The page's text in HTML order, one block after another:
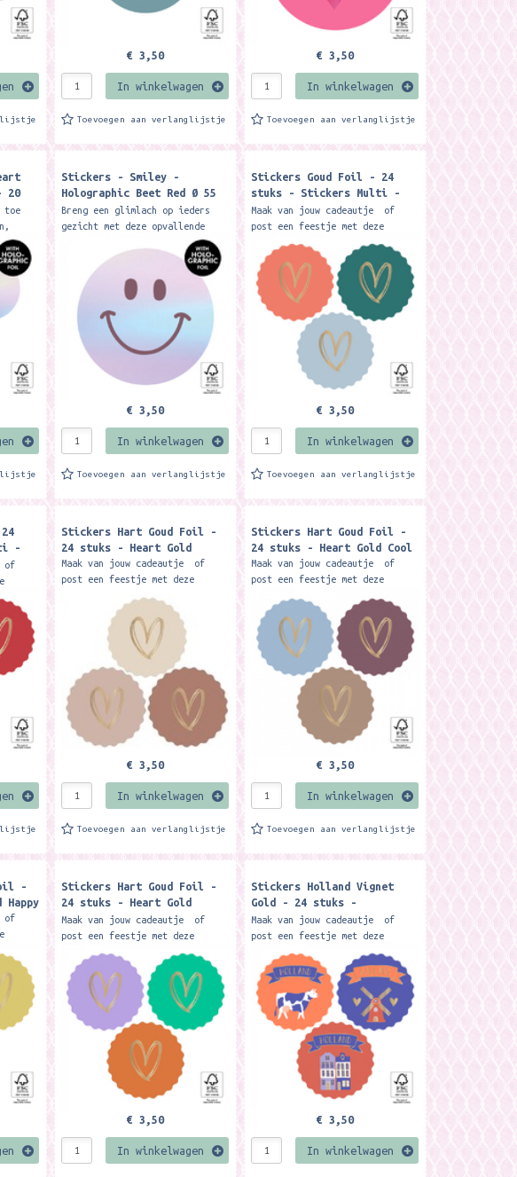
€ 3,50
In winkelwagen
Toevoegen aan verlanglijstje
€ 3,50
In winkelwagen
Toevoegen aan verlanglijstje
20
toe
Stickers - Smiley -
Holographic Beet Red Ø 55
mm - 20 stuks
Breng een glimlach op ieders
gezicht met deze opvallende
sticker is gedrukt op
holografisch papier, waardoor
hij glanst en...
€ 3,50
In winkelwagen
Toevoegen aan verlanglijstje
Stickers Goud Foil - 24
stuks - Stickers Multi -
Heart Gold - Bright
Maak van jouw cadeautje of
post een feestje met deze
stickers met goud folie hart
illustratie.. Een feestje om
uit te pakken! Afmeting:...
€ 3,50
In winkelwagen
Toevoegen aan verlanglijstje
-
of
om
Stickers Hart Goud Foil -
24 stuks - Heart Gold
Maak van jouw cadeautje of
post een feestje met deze
stickers met goud folie hart
illustratie.. Combineer met
bijpassend cadeaupapier of
andere...
€ 3,50
In winkelwagen
Toevoegen aan verlanglijstje
Stickers Hart Goud Foil -
24 stuks - Heart Gold Cool
Maak van jouw cadeautje of
post een feestje met deze
illustratie.. Combineer met
bijpassend cadeaupapier of
andere...
€ 3,50
In winkelwagen
Toevoegen aan verlanglijstje
-
of
Stickers Hart Goud Foil -
24 stuks - Heart Gold
Intense
Maak van jouw cadeautje of
post een feestje met deze
stickers met goud folie hart
illustratie.. Combineer met
bijpassend cadeaupapier of
andere...
€ 3,50
In winkelwagen
Stickers Holland Vignet
Gold - 24 stuks -
Postcrossing Sticker
Maak van jouw cadeautje of
post een feestje met deze
stickers met Holland
illustratie.. Een feestje om
uit te pakken! Ook super leuk
om te...
€ 3,50
In winkelwagen